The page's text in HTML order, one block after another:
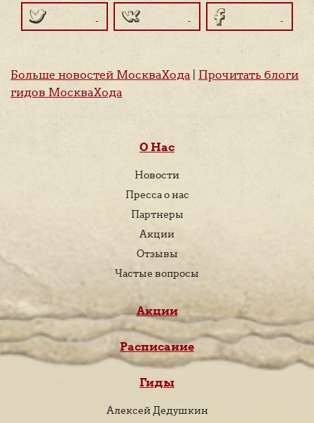
Больше новостей МоскваХода
Прочитать блоги
гидов МоскваХода
О Нас
Новости
Пресса о нас
Партнеры
Акции
Отзывы
Частые вопросы
Акции
Расписание
Гиды
Алексей Дедушкин